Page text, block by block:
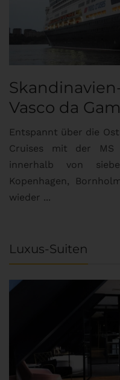
Vasco da
Entspannt über die
Cruises mit der MS
innerhalb von
Kopenhagen,
wieder ...
Luxus-Suiten